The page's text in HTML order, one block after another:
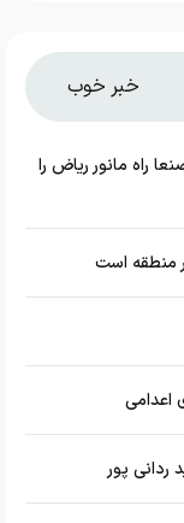
خبر خوب
راه مانور ریاض را
منطقه است
اعدامی
ردانی پور